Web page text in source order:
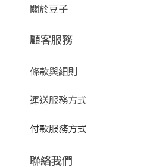
關於豆子
顧客服務
條款與細則
運送服務方式
付款服務方式
聯絡我們